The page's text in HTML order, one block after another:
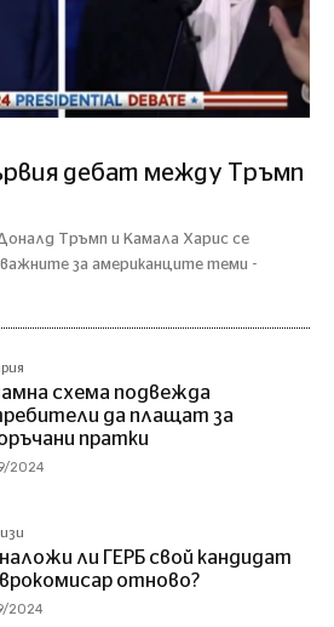
дебат между Тръмп
Тръмп и Камала Харис се
за американците теми -
схема подвежда
да плащат за
пратки
2024
ли ГЕРБ свой кандидат
отново?
2024